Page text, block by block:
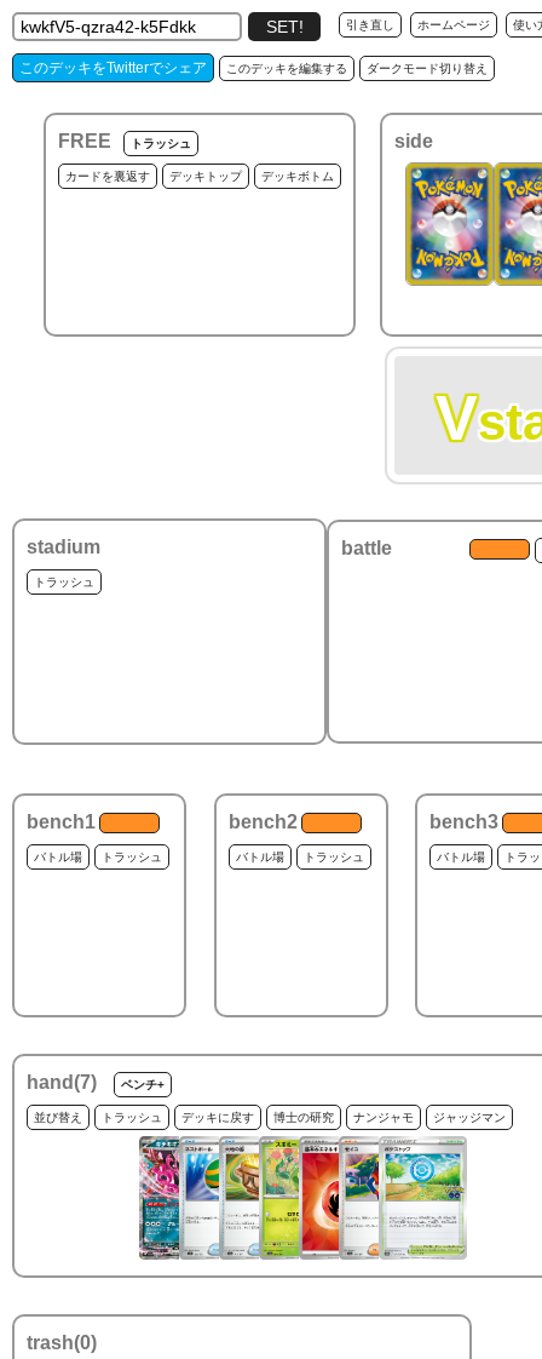
引き直し ホームページ 使い
このデッキをTwitterでシェア このデッキを編集する ダークモード切り替え
FREE トラッシュ
カードを裏返す デッキトップ デッキボトム
side
V
stadium
トラッシュ
battle
bench1
バトル場 トラッシュ
bench2
バトル場 トラッシュ
bench3
バトル場 トラ
hand(7) ベンチ+
並び替え トラッシュ デッキに戻す 博士の研究 ナンジャモ ジャッジマン
trash(0)